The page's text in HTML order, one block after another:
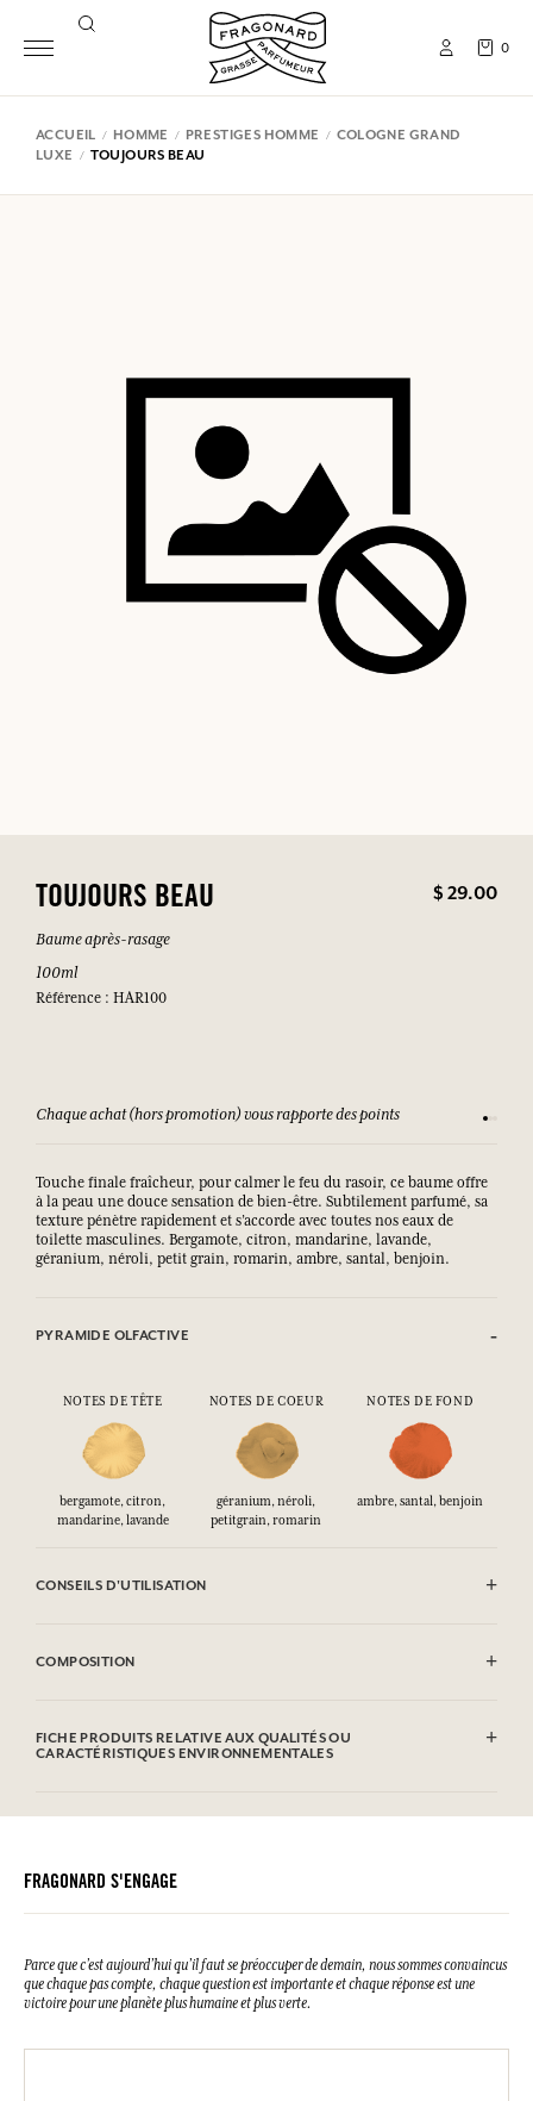
0
ACCUEIL HOMME PRESTIGES HOMME
COLOGNE GRAND
LUXE
TOUJOURS BEAU
TOUJOURS BEAU $ 29.00
Baume après-rasage
100ml
Référence : HAR100
Chaque achat (hors promotion) vous rapporte des points
Touche finale fraîcheur, pour calmer le feu du rasoir, ce baume offre
à la peau une douce sensation de bien-être. Subtilement parfumé, sa
texture pénètre rapidement et s’accorde avec toutes nos eaux de
toilette masculines. Bergamote, citron, mandarine, lavande,
géranium, néroli, petit grain, romarin, ambre, santal, benjoin.
PYRAMIDE OLFACTIVE
NOTES DE TÊTE NOTES DE COEUR NOTES DE FOND
bergamote, citron,
mandarine, lavande
géranium, néroli,
petitgrain, romarin
ambre, santal, benjoin
CONSEILS D'UTILISATION
COMPOSITION
Hydroxyethyl Acrylate / Sodium Acryloyldimethyl Taurate Copolymer,
Squalane, 1,2-hexanediol, Glycerin, Polymethyl Methacrylate,
FICHE PRODUITS RELATIVE AUX QUALITÉS OU
CARACTÉRISTIQUES ENVIRONNEMENTALES
Veuillez consulter les qualités ou caractéristiques environnementales
FRAGONARD S'ENGAGE
Parce que c’est aujourd’hui qu’il faut se préoccuper de demain, nous sommes convaincus
que chaque pas compte, chaque question est importante et chaque réponse est une
victoire pour une planète plus humaine et plus verte.